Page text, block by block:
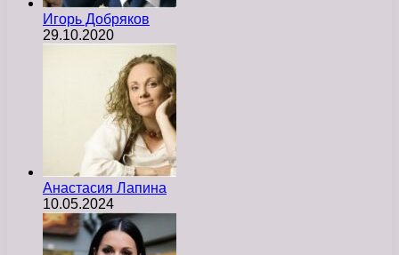
Игорь Добряков
29.10.2020
Анастасия Лапина
10.05.2024